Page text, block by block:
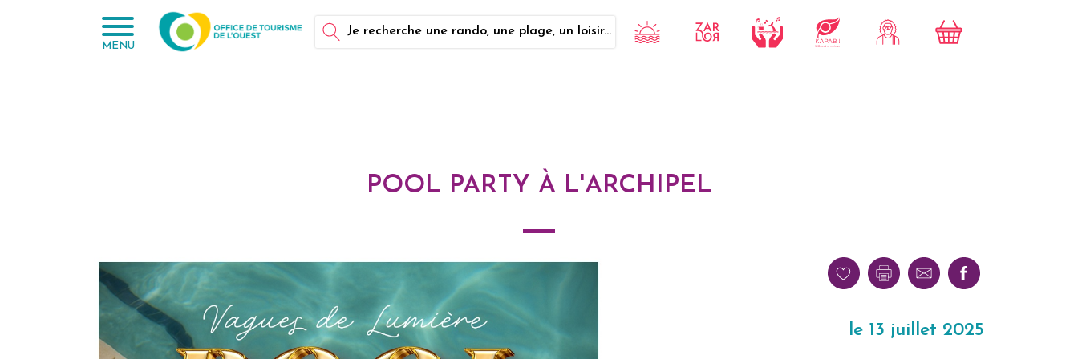
MENU
Je recherche une rando, une plage, un loisir...
POOL PARTY À L'ARCHIPEL
le 13 juillet 2025